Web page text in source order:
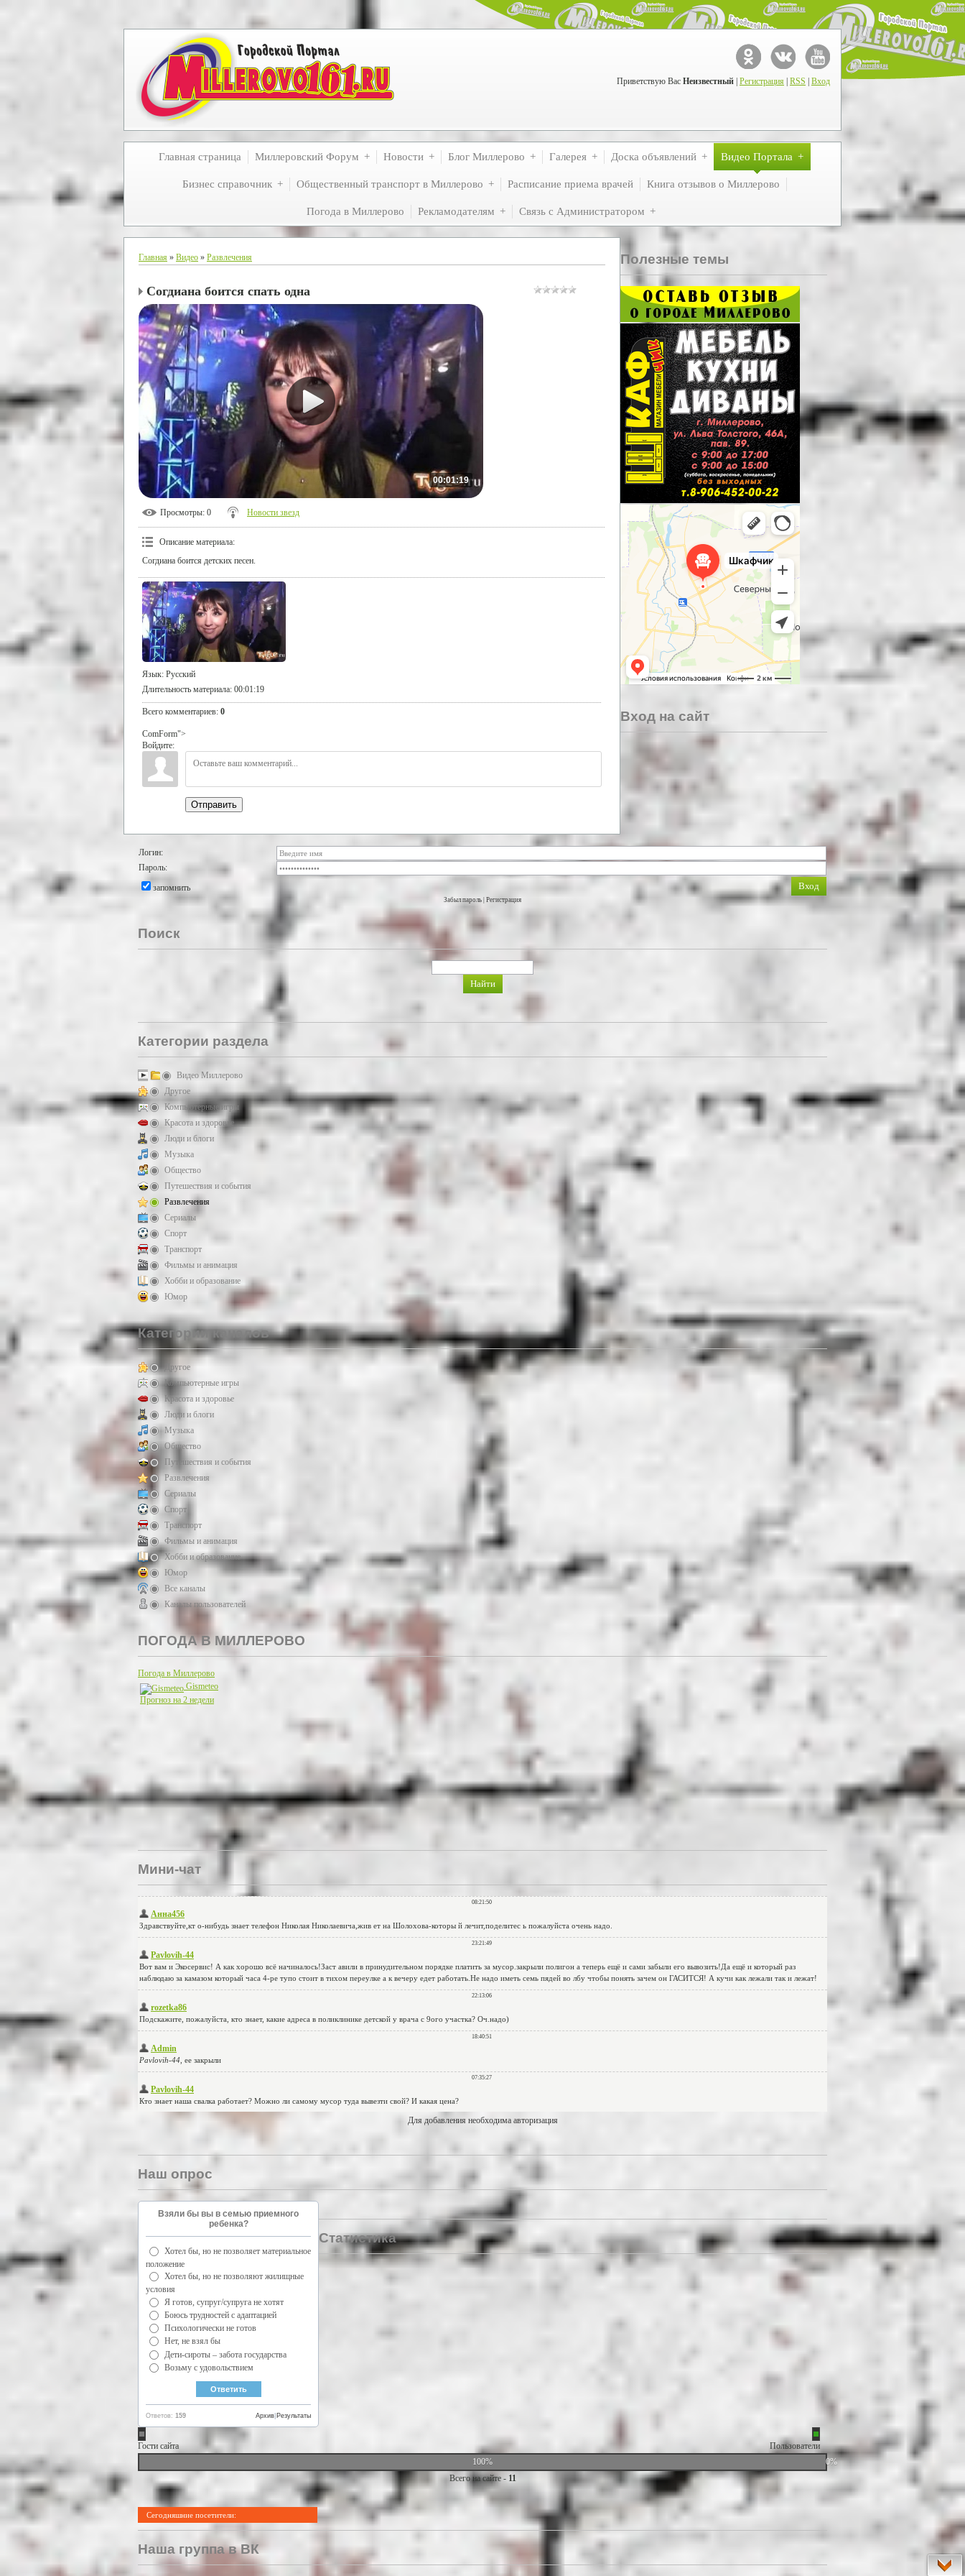
Приветствую Вас Неизвестный Регистрация RSS Вход
Главная страница Миллеровский Форум Новости Блог Миллерово Галерея Доска объявлений Видео Портала
Бизнес справочник Общественный транспорт в Миллерово Расписание приема врачей Книга отзывов о Миллерово
Погода в Миллерово Рекламодателям Связь с Администратором
Главная » Видео » Развлечения
Согдиана боится спать одна
00:01:19
Просмотры: 0 Новости звезд
Описание материала:
Согдиана боится детских песен.
Язык: Русский
Длительность материала: 00:01:19
Всего комментариев: 0
ComForm">
Войдите:
Отправить
Полезные темы
Вход на сайт
Логин:
Пароль:
запомнить
Забыл пароль Регистрация
Поиск
Категории раздела
Видео Миллерово
Другое
Компьютерные игры
Красота и здоровье
Люди и блоги
Музыка
Общество
Путешествия и события
Развлечения
Сериалы
Спорт
Транспорт
Фильмы и анимация
Хобби и образование
Юмор
Категории каналов
Другое
Компьютерные игры
Красота и здоровье
Люди и блоги
Музыка
Общество
Путешествия и события
Развлечения
Сериалы
Спорт
Транспорт
Фильмы и анимация
Хобби и образование
Юмор
Все каналы
Каналы пользователей
ПОГОДА В МИЛЛЕРОВО
Погода в Миллерово
Gismeteo
Прогноз на 2 недели
Мини-чат
Для добавления необходима авторизация
Наш опрос
Взяли бы вы в семью приемного
ребенка?
Хотел бы, но не позволяет материальное
положение
Хотел бы, но не позволяют жилищные
условия
Я готов, супруг/супруга не хотят
Боюсь трудностей с адаптацией
Психологически не готов
Нет, не взял бы
Дети-сироты – забота государства
Возьму с удовольствием
Ответов: 159 Результаты
Архив
Статистика
Гости сайта
Пользователи
100%
0%
Всего на сайте - 11
Сегодняшние посетители:
Наша группа в ВК